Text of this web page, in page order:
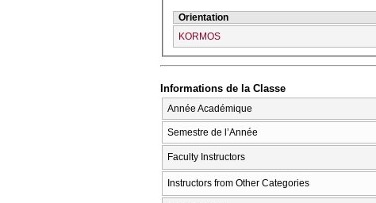
Orientation
KORMOS
Informations de la Classe
Année Académique
Semestre de l’Année
Faculty Instructors
Instructors from Other Categories